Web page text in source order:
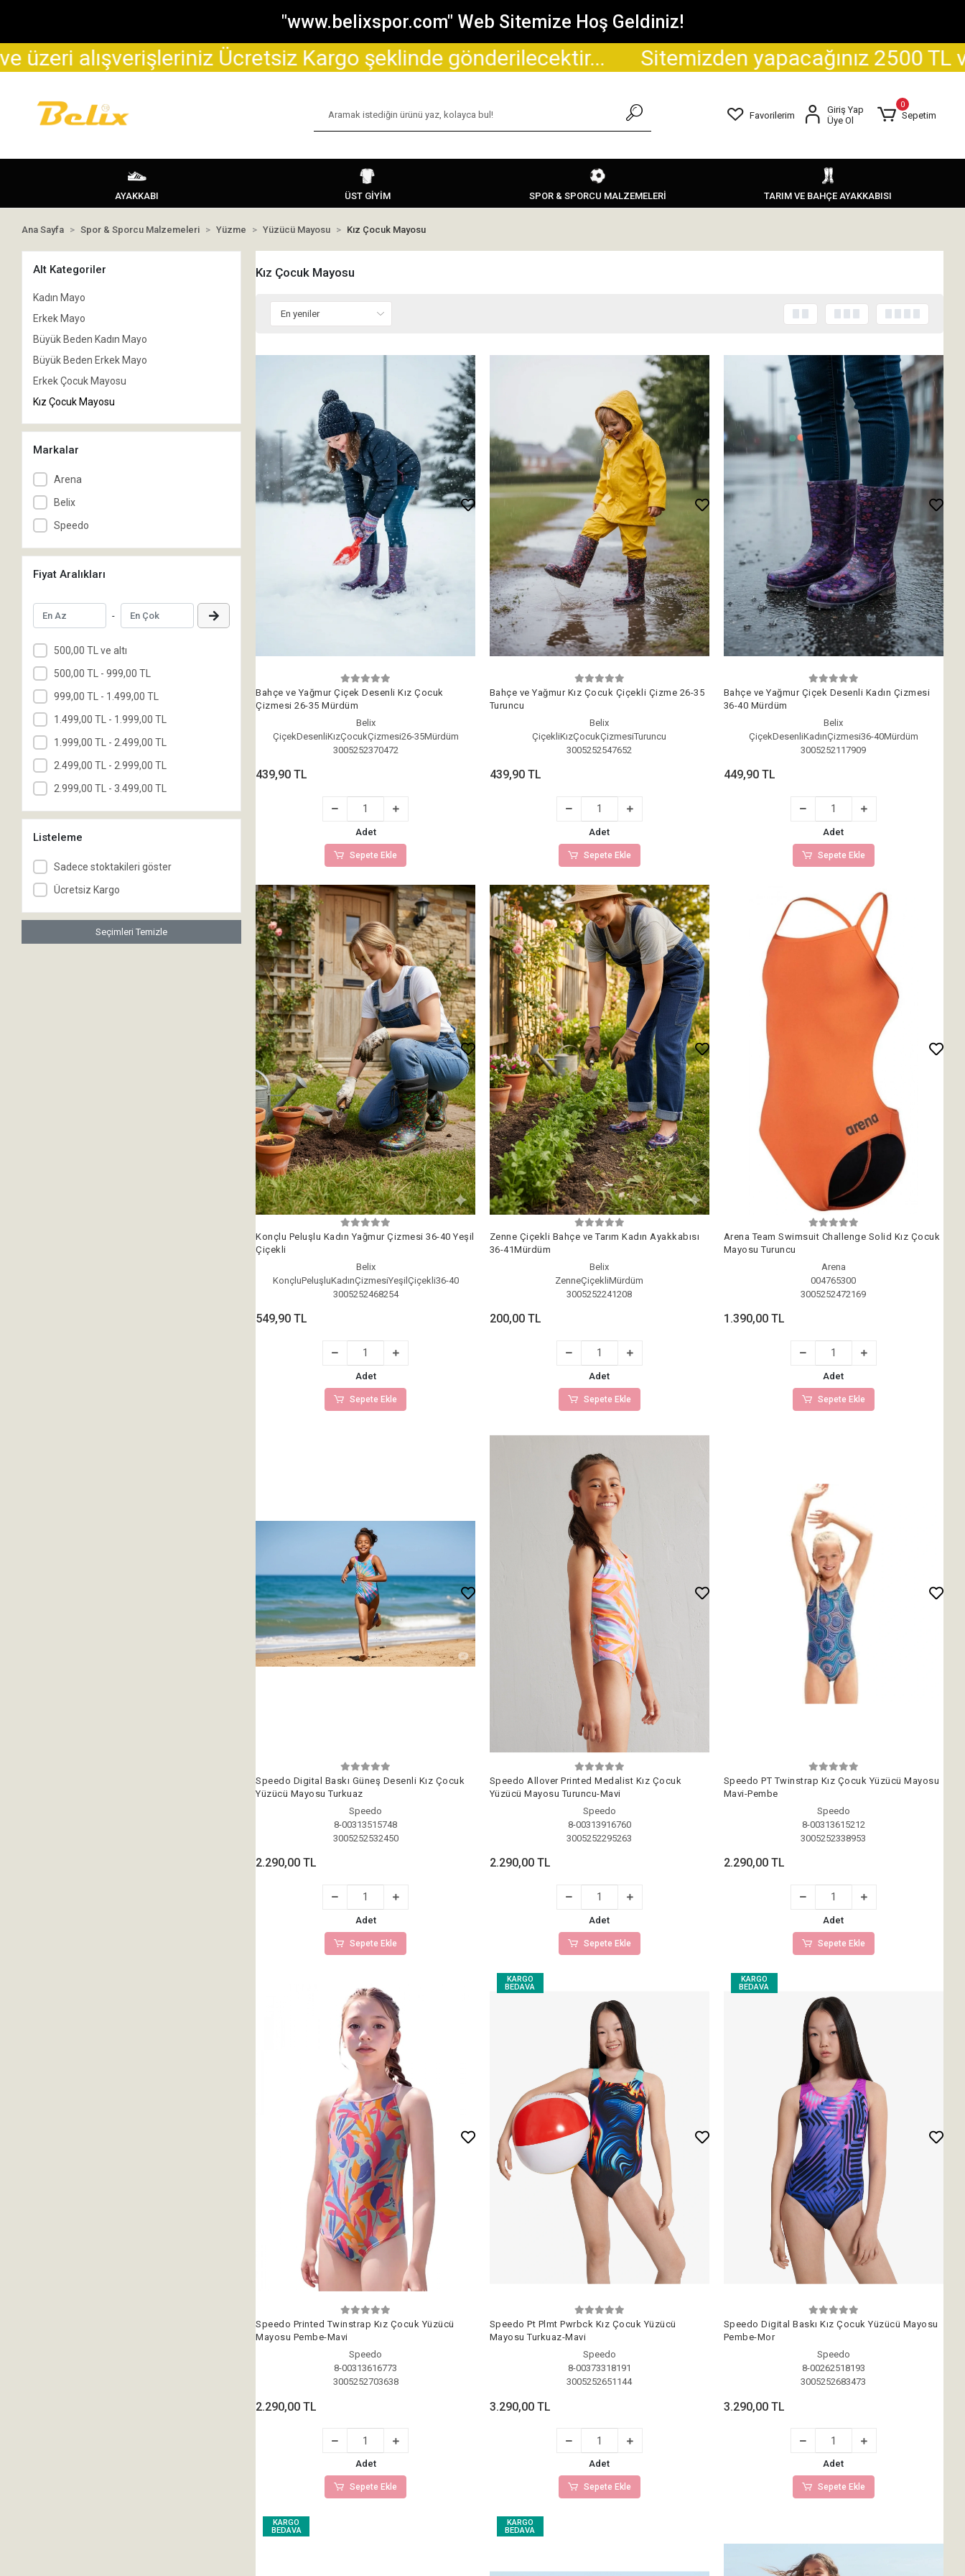
"www.belixspor.com" Web Sitemize Hoş Geldiniz!
Ücretsiz Kargo şeklinde gönderilecektir... Sitemizden yapacağınız 2500 TL ve üzeri
Favorilerim
Giriş Yap
Üye Ol
0
Sepetim
AYAKKABI ÜST GİYİM SPOR & SPORCU MALZEMELERİ TARIM VE BAHÇE AYAKKABISI
Ana Sayfa Spor & Sporcu Malzemeleri Yüzme Yüzücü Mayosu Kız Çocuk Mayosu
Alt Kategoriler
Kadın Mayo
Erkek Mayo
Büyük Beden Kadın Mayo
Büyük Beden Erkek Mayo
Erkek Çocuk Mayosu
Kız Çocuk Mayosu
Markalar
Arena
Belix
Speedo
Fiyat Aralıkları
-
500,00 TL ve altı
500,00 TL - 999,00 TL
999,00 TL - 1.499,00 TL
1.499,00 TL - 1.999,00 TL
1.999,00 TL - 2.499,00 TL
2.499,00 TL - 2.999,00 TL
2.999,00 TL - 3.499,00 TL
Listeleme
Sadece stoktakileri göster
Ücretsiz Kargo
Seçimleri Temizle
Kız Çocuk Mayosu
Bahçe ve Yağmur Çiçek Desenli Kız Çocuk
Çizmesi 26-35 Mürdüm
Belix
ÇiçekDesenliKızÇocukÇizmesi26-35Mürdüm
3005252370472
439,90 TL
Adet
Sepete Ekle
Bahçe ve Yağmur Kız Çocuk Çiçekli Çizme 26-35
Turuncu
Belix
ÇiçekliKızÇocukÇizmesiTuruncu
3005252547652
439,90 TL
Adet
Sepete Ekle
Bahçe ve Yağmur Çiçek Desenli Kadın Çizmesi
36-40 Mürdüm
Belix
ÇiçekDesenliKadınÇizmesi36-40Mürdüm
3005252117909
449,90 TL
Adet
Sepete Ekle
Konçlu Peluşlu Kadın Yağmur Çizmesi 36-40 Yeşil
Çiçekli
Belix
KonçluPeluşluKadınÇizmesiYeşilÇiçekli36-40
3005252468254
549,90 TL
Adet
Sepete Ekle
Zenne Çiçekli Bahçe ve Tarım Kadın Ayakkabısı
36-41Mürdüm
Belix
ZenneÇiçekliMürdüm
3005252241208
200,00 TL
Adet
Sepete Ekle
Arena Team Swimsuit Challenge Solid Kız Çocuk
Mayosu Turuncu
Arena
004765300
3005252472169
1.390,00 TL
Adet
Sepete Ekle
Speedo Digital Baskı Güneş Desenli Kız Çocuk
Yüzücü Mayosu Turkuaz
Speedo
8-00313515748
3005252532450
2.290,00 TL
Adet
Sepete Ekle
Speedo Allover Printed Medalist Kız Çocuk
Yüzücü Mayosu Turuncu-Mavi
Speedo
8-00313916760
3005252295263
2.290,00 TL
Adet
Sepete Ekle
Speedo PT Twinstrap Kız Çocuk Yüzücü Mayosu
Mavi-Pembe
Speedo
8-00313615212
3005252338953
2.290,00 TL
Adet
Sepete Ekle
Speedo Printed Twinstrap Kız Çocuk Yüzücü
Mayosu Pembe-Mavi
Speedo
8-00313616773
3005252703638
2.290,00 TL
Adet
Sepete Ekle
KARGO
BEDAVA
Speedo Pt Plmt Pwrbck Kız Çocuk Yüzücü
Mayosu Turkuaz-Mavi
Speedo
8-00373318191
3005252651144
3.290,00 TL
Adet
Sepete Ekle
KARGO
BEDAVA
Speedo Digital Baskı Kız Çocuk Yüzücü Mayosu
Pembe-Mor
Speedo
8-00262518193
3005252683473
3.290,00 TL
Adet
Sepete Ekle
KARGO
BEDAVA
KARGO
BEDAVA